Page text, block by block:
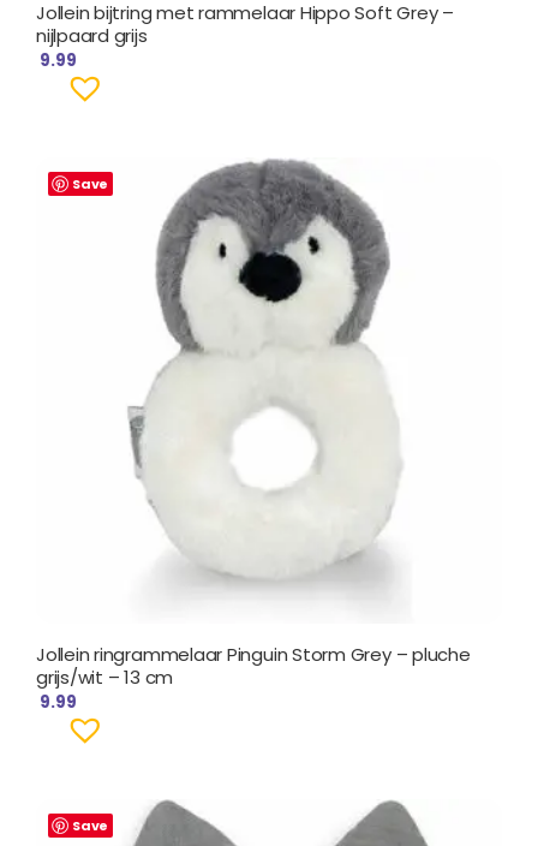
Jollein bijtring met rammelaar Hippo Soft Grey –
nijlpaard grijs
9.99
Save
Jollein ringrammelaar Pinguin Storm Grey – pluche
grijs/wit – 13 cm
9.99
Save